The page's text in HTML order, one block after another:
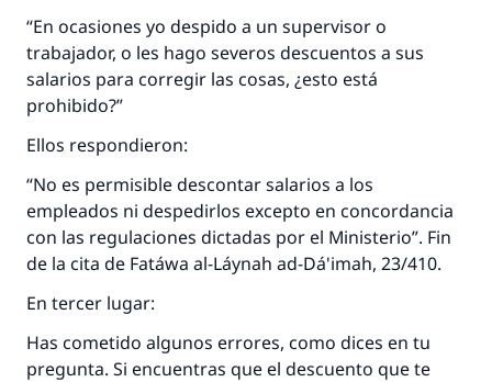
“En ocasiones yo despido a un supervisor o
trabajador, o les hago severos descuentos a sus
salarios para corregir las cosas, ¿esto está
prohibido?”
Ellos respondieron:
“No es permisible descontar salarios a los
empleados ni despedirlos excepto en concordancia
con las regulaciones dictadas por el Ministerio”. Fin
de la cita de Fatáwa al-Láynah ad-Dá'imah, 23/410.
En tercer lugar:
Has cometido algunos errores, como dices en tu
pregunta. Si encuentras que el descuento que te
Profeta ﷺ dijo:
"Una persona que orienta a otros a hacer el
bien obtendrá la misma recompensa que
(MUSLIM, 1893)
Contribuir